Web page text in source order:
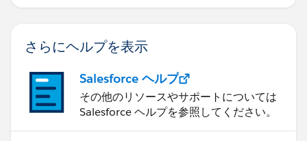
さらにヘルプを表示
Salesforce ヘルプ
その他のリソースやサポートについては
Salesforce ヘルプを参照してください。